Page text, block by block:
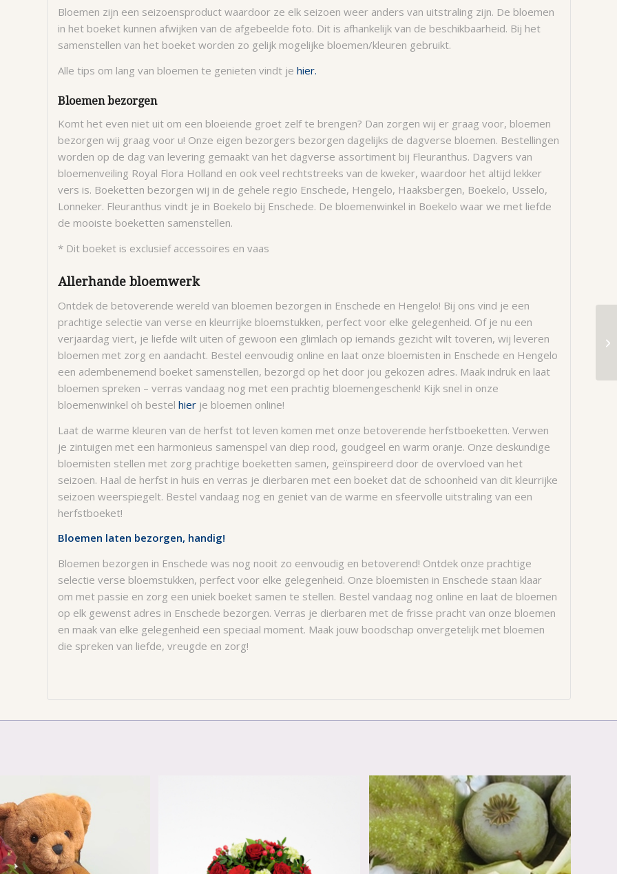
Bloemen zijn een seizoensproduct waardoor ze elk seizoen weer anders van uitstraling zijn. De bloemen
in het boeket kunnen afwijken van de afgebeelde foto. Dit is afhankelijk van de beschikbaarheid. Bij het
samenstellen van het boeket worden zo gelijk mogelijke bloemen/kleuren gebruikt.
Alle tips om lang van bloemen te genieten vindt jehier.
Bloemen bezorgen
Komt het even niet uit om een bloeiende groet zelf te brengen? Dan zorgen wij er graag voor, bloemen
bezorgen wij graag voor u! Onze eigen bezorgers bezorgen dagelijks de dagverse bloemen. Bestellingen
worden op de dag van levering gemaakt van het dagverse assortiment bij Fleuranthus. Dagvers van
bloemenveiling Royal Flora Holland en ook veel rechtstreeks van de kweker, waardoor het altijd lekker
vers is. Boeketten bezorgen wij in de gehele regio Enschede, Hengelo, Haaksbergen, Boekelo, Usselo,
Lonneker. Fleuranthus vindt je in Boekelo bij Enschede. De bloemenwinkel in Boekelo waar we met liefde
de mooiste boeketten samenstellen.
* Dit boeket is exclusief accessoires en vaas
Allerhande bloemwerk
Ontdek de betoverende wereld van bloemen bezorgen in Enschede en Hengelo! Bij ons vind je een
prachtige selectie van verse en kleurrijke bloemstukken, perfect voor elke gelegenheid. Of je nu een
verjaardag viert, je liefde wilt uiten of gewoon een glimlach op iemands gezicht wilt toveren, wij leveren
bloemen met zorg en aandacht. Bestel eenvoudig online en laat onze bloemisten in Enschede en Hengelo
een adembenemend boeket samenstellen, bezorgd op het door jou gekozen adres. Maak indruk en laat
bloemen spreken – verras vandaag nog met een prachtig bloemengeschenk! Kijk snel in onze
bloemenwinkel oh bestel hier je bloemen online!
Laat de warme kleuren van de herfst tot leven komen met onze betoverende herfstboeketten. Verwen
je zintuigen met een harmonieus samenspel van diep rood, goudgeel en warm oranje. Onze deskundige
bloemisten stellen met zorg prachtige boeketten samen, geïnspireerd door de overvloed van het
seizoen. Haal de herfst in huis en verras je dierbaren met een boeket dat de schoonheid van dit kleurrijke
seizoen weerspiegelt. Bestel vandaag nog en geniet van de warme en sfeervolle uitstraling van een
herfstboeket!
Bloemen laten bezorgen, handig!
Bloemen bezorgen in Enschede was nog nooit zo eenvoudig en betoverend! Ontdek onze prachtige
selectie verse bloemstukken, perfect voor elke gelegenheid. Onze bloemisten in Enschede staan klaar
om met passie en zorg een uniek boeket samen te stellen. Bestel vandaag nog online en laat de bloemen
op elk gewenst adres in Enschede bezorgen. Verras je dierbaren met de frisse pracht van onze bloemen
en maak van elke gelegenheid een speciaal moment. Maak jouw boodschap onvergetelijk met bloemen
die spreken van liefde, vreugde en zorg!